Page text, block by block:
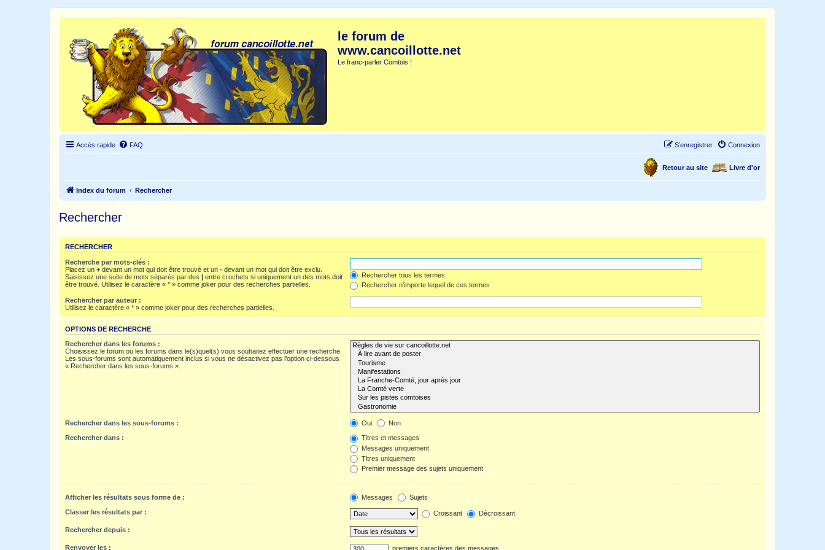
le forum de
www.cancoillotte.net
Le franc-parler Comtois !
Accès rapide FAQ Connexion
S’enregistrer
Livre d'or
Retour au site
Index du forum Rechercher
Rechercher
RECHERCHER
Recherche par mots-clés :
Placez un + devant un mot qui doit être trouvé et un - devant un mot qui doit être exclu.
Saisissez une suite de mots séparés par des | entre crochets si uniquement un des mots doit
être trouvé. Utilisez le caractère « * » comme joker pour des recherches partielles.
Rechercher tous les termes
Rechercher n’importe lequel de ces termes
Rechercher par auteur :
Utilisez le caractère « * » comme joker pour des recherches partielles.
OPTIONS DE RECHERCHE
Rechercher dans les forums :
Choisissez le forum ou les forums dans le(s)quel(s) vous souhaitez effectuer une recherche.
Les sous-forums sont automatiquement inclus si vous ne désactivez pas l’option ci-dessous
« Rechercher dans les sous-forums ».
Rechercher dans les sous-forums : Oui Non
Rechercher dans :
Titres et messages
Messages uniquement
Titres uniquement
Premier message des sujets uniquement
Afficher les résultats sous forme de : Messages Sujets
Classer les résultats par : Croissant Décroissant
Rechercher depuis :
Renvoyer les : premiers caractères des messages